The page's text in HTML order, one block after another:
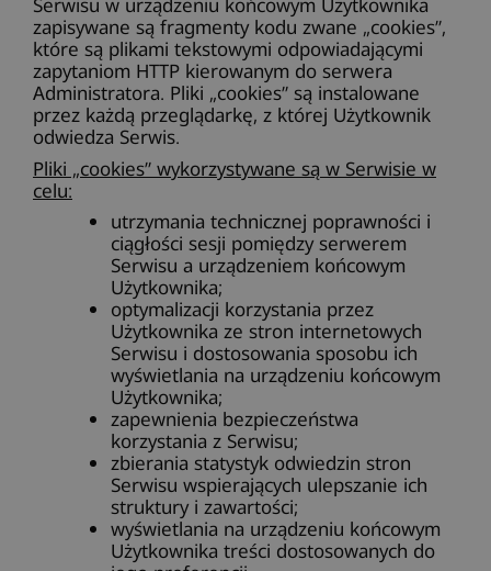
zapisywane są fragmenty kodu zwane „cookies”,
które są plikami tekstowymi odpowiadającymi
zapytaniom HTTP kierowanym do serwera
Administratora. Pliki „cookies” są instalowane
przez każdą przeglądarkę, z której Użytkownik
odwiedza Serwis.
Pliki „cookies” wykorzystywane są w Serwisie w
celu:
utrzymania technicznej poprawności i
ciągłości sesji pomiędzy serwerem
Serwisu a urządzeniem końcowym
Użytkownika;
optymalizacji korzystania przez
Użytkownika ze stron internetowych
Serwisu i dostosowania sposobu ich
wyświetlania na urządzeniu końcowym
Użytkownika;
zapewnienia bezpieczeństwa
korzystania z Serwisu;
zbierania statystyk odwiedzin stron
Serwisu wspierających ulepszanie ich
struktury i zawartości;
wyświetlania na urządzeniu końcowym
Użytkownika treści dostosowanych do